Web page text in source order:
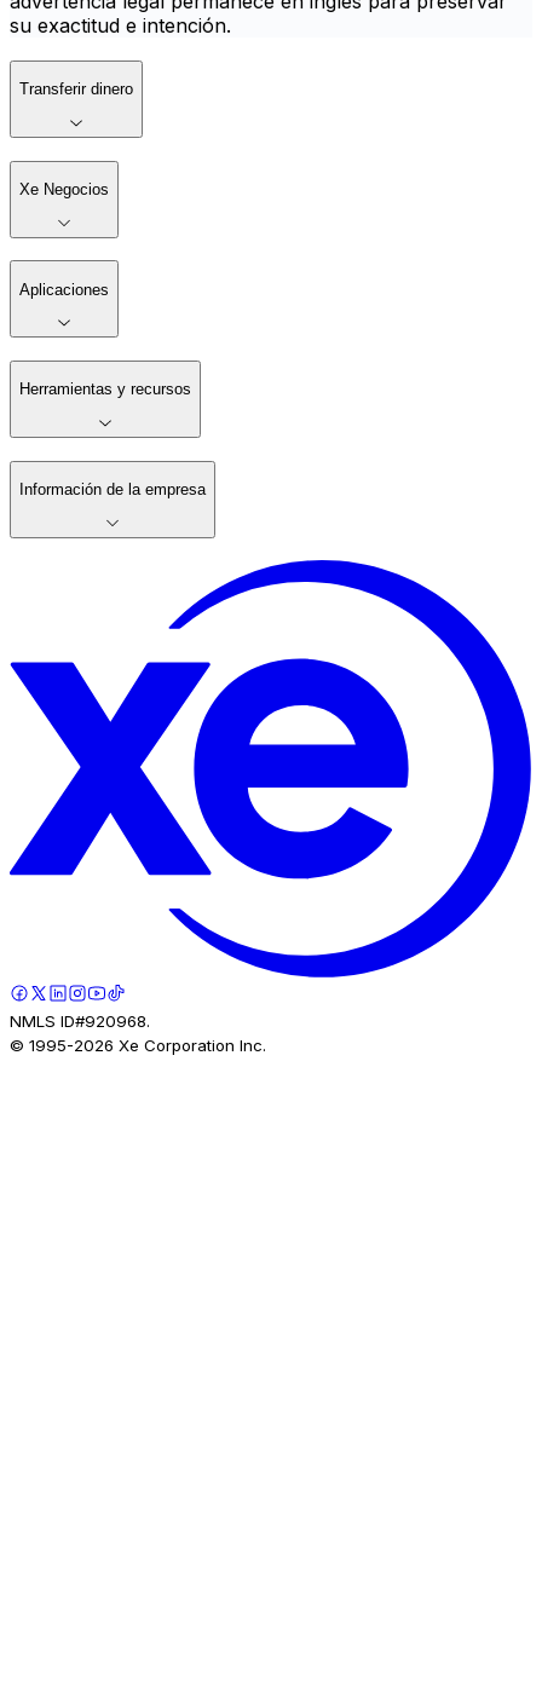
su exactitud e intención.
Transferir dinero
Xe Negocios
Aplicaciones
Herramientas y recursos
Información de la empresa
NMLS ID#920968.
© 1995-2026 Xe Corporation Inc.